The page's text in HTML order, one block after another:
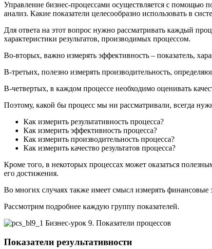
Управление бизнес-процессами осуществляется с помощью
анализ. Какие показатели целесообразно использовать в
Для ответа на этот вопрос нужно рассматривать каждый
характеристики результатов, производимых процессом.
Во-вторых, важно измерять эффективность – показатель,
В-третьих, полезно измерять производительность,
В-четвертых, в каждом процессе необходимо оценивать
Поэтому, какой бы процесс мы ни рассматривали, всегда
Как измерить результативность процесса?
Как измерить эффективность процесса?
Как измерить производительность процесса?
Как измерить качество результатов процесса?
Кроме того, в некоторых процессах может оказаться
его достижения.
Во многих случаях также имеет смысл измерять финансовые
Рассмотрим подробнее каждую группу показателей.
Показатели результативности